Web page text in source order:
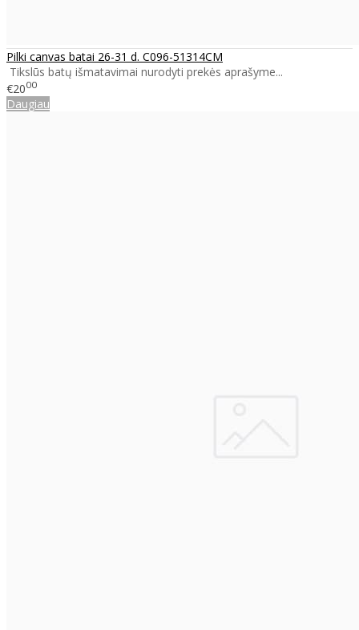
Pilki canvas batai 26-31 d. C096-51314CM
Tikslūs batų išmatavimai nurodyti prekės aprašyme...
€2000
Daugiau